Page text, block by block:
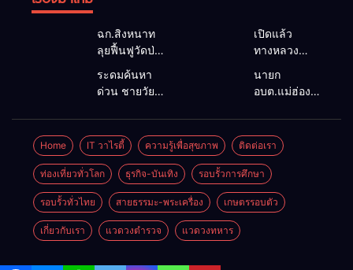
ฉก.สิงหนาท
ลุยฟื้นฟูวัดป่า
ถ้ำวัว ระดม
กำลังเคลียร์
ใต้สะพาน
ซ่อมคอ
สะพาน 1095
ช่วยชาวบ้าน
ฝ่าวิกฤตน้ำป่า
หลาก
เปิดแล้ว
ทางหลวง
ตามปกติ หลัง
คอสะพานแม่
สุยะขาดจาก
น้ำป่า รองผู้
ว่าฯ
แม่ฮ่องสอน
สั่งเฝ้าระวัง
24 ชั่วโมง
ระดมค้นหา
ด่วน ชายวัย
ปริศนาริมลำ
น้ำยวม
แม่ลาน้อย
เปิดศูนย์ช่วย
เหลือ เร่ง
ค้นหาทั้งทาง
น้ำและทางบก
นายก
อบต.แม่ฮ่องสอน
แก้วิกฤตแม่น้ำ
สาละวินปน
เปื้อน พร้อม
ปลดล็อก
กฎหมาย
พัฒนา
Home IT วาไรตี้ ความรู้เพื่อสุขภาพ ติดต่อเรา
ท่องเที่ยวทั่วโลก ธุรกิจ-บันเทิง รอบรั้วการศึกษา
รอบรั้วทั่วไทย สายธรรมะ-พระเครื่อง เกษตรรอบตัว
เกี่ยวกับเรา แวดวงตำรวจ แวดวงทหาร